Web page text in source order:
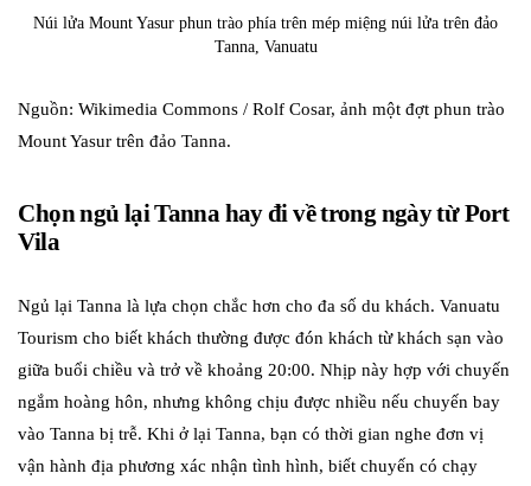
Núi lửa Mount Yasur phun trào phía trên mép miệng núi lửa trên đảo
Tanna, Vanuatu
Nguồn: Wikimedia Commons / Rolf Cosar, ảnh một đợt phun trào
Mount Yasur trên đảo Tanna.
Chọn ngủ lại Tanna hay đi về trong ngày từ Port
Vila
Ngủ lại Tanna là lựa chọn chắc hơn cho đa số du khách. Vanuatu
Tourism cho biết khách thường được đón khách từ khách sạn vào
giữa buổi chiều và trở về khoảng 20:00. Nhịp này hợp với chuyến
ngắm hoàng hôn, nhưng không chịu được nhiều nếu chuyến bay
vào Tanna bị trễ. Khi ở lại Tanna, bạn có thời gian nghe đơn vị
vận hành địa phương xác nhận tình hình, biết chuyến có chạy